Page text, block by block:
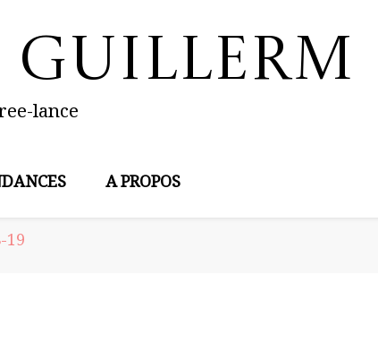
Guillerm
lance
A PROPOS
19